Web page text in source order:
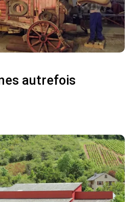
autrefois